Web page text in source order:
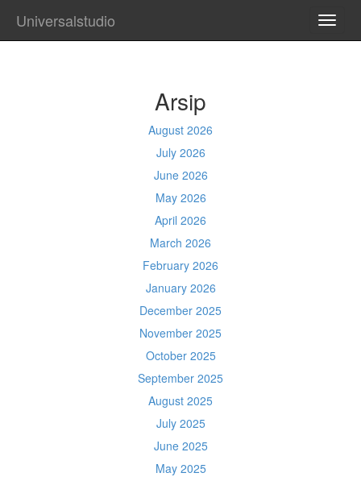
Universalstudio
Arsip
August 2026
July 2026
June 2026
May 2026
April 2026
March 2026
February 2026
January 2026
December 2025
November 2025
October 2025
September 2025
August 2025
July 2025
June 2025
May 2025